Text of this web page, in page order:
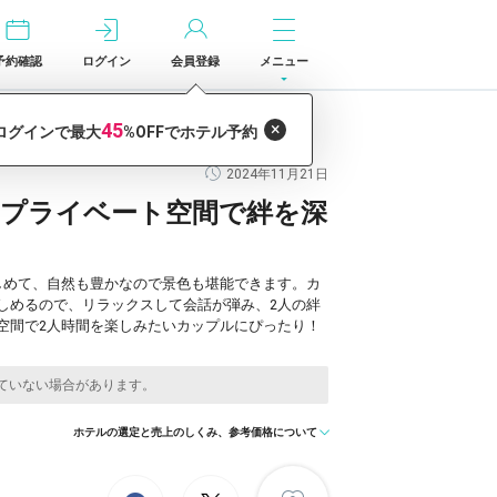
約確認 ログイン 会員登録 メニュー
2024年11月21日
ライベート空間で絆を深
て、自然も豊かなので景色も堪能できます。カ
るので、リラックスして会話が弾み、2人の絆
で2人時間を楽しみたいカップルにぴったり！
ホテルの選定と売上のしくみ、参考価格について